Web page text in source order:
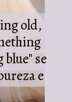
old,
se
e
old,
se
e